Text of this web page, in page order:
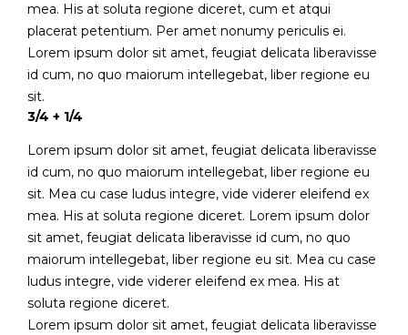
mea. His at soluta regione diceret, cum et atqui
placerat petentium. Per amet nonumy periculis ei.
Lorem ipsum dolor sit amet, feugiat delicata liberavisse
id cum, no quo maiorum intellegebat, liber regione eu
sit.
3/4 + 1/4
Lorem ipsum dolor sit amet, feugiat delicata liberavisse
id cum, no quo maiorum intellegebat, liber regione eu
sit. Mea cu case ludus integre, vide viderer eleifend ex
mea. His at soluta regione diceret. Lorem ipsum dolor
sit amet, feugiat delicata liberavisse id cum, no quo
maiorum intellegebat, liber regione eu sit. Mea cu case
ludus integre, vide viderer eleifend ex mea. His at
soluta regione diceret.
Lorem ipsum dolor sit amet, feugiat delicata liberavisse